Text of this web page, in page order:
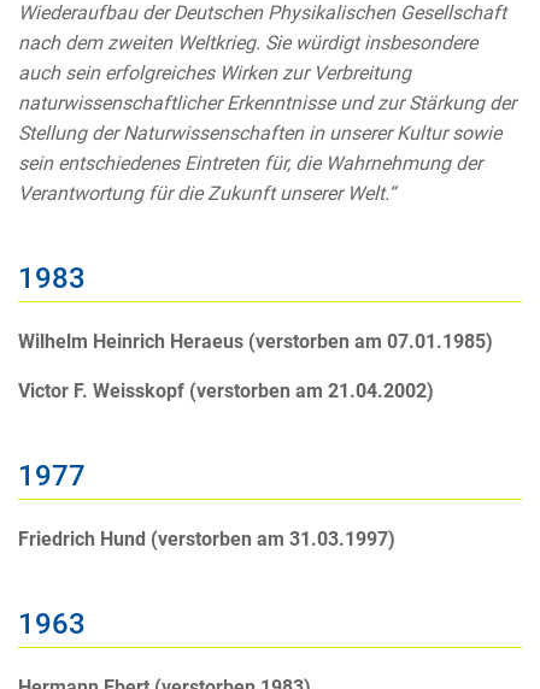
Wiederaufbau der Deutschen Physikalischen Gesellschaft
nach dem zweiten Weltkrieg. Sie würdigt insbesondere
auch sein erfolgreiches Wirken zur Verbreitung
naturwissenschaftlicher Erkenntnisse und zur Stärkung der
Stellung der Naturwissenschaften in unserer Kultur sowie
sein entschiedenes Eintreten für, die Wahrnehmung der
Verantwortung für die Zukunft unserer Welt.“
1983
Wilhelm Heinrich Heraeus (verstorben am 07.01.1985)
Victor F. Weisskopf (verstorben am 21.04.2002)
1977
Friedrich Hund (verstorben am 31.03.1997)
1963